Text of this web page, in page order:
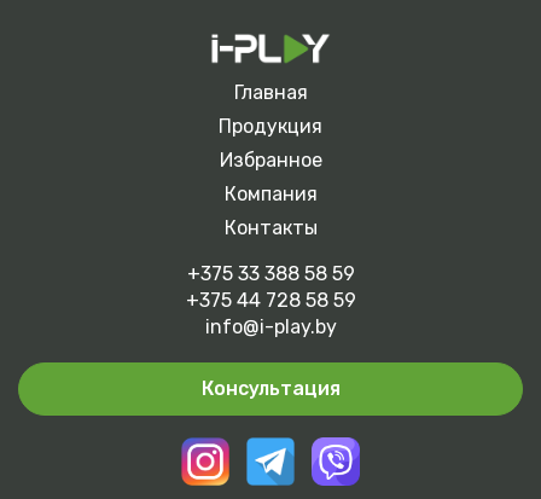
Главная
Продукция
Избранное
Компания
Контакты
+375 33 388 58 59
+375 44 728 58 59
info@i-play.by
Консультация